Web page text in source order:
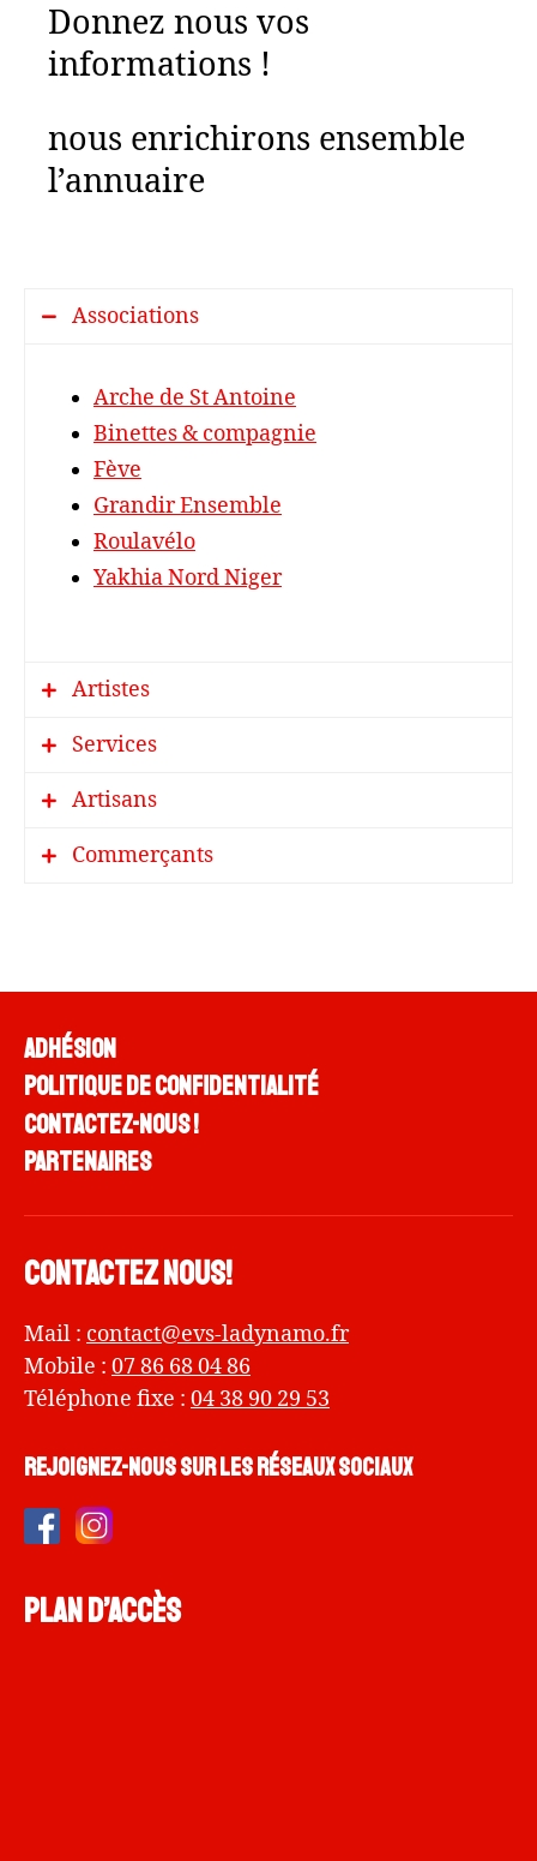
Donnez nous vos
informations !
nous enrichirons ensemble
l’annuaire
Associations
Arche de St Antoine
Binettes & compagnie
Fève
Grandir Ensemble
Roulavélo
Yakhia Nord Niger
Artistes
Services
RELAXOLOGUE –
Artisans
Commerçants
Adhésion
Politique de confidentialité
Contactez-nous !
Partenaires
Contactez nous!
Mail : contact@evs-ladynamo.fr
Mobile : 07 86 68 04 86
Téléphone fixe : 04 38 90 29 53
Rejoignez-nous sur les réseaux sociaux
Plan d’accès